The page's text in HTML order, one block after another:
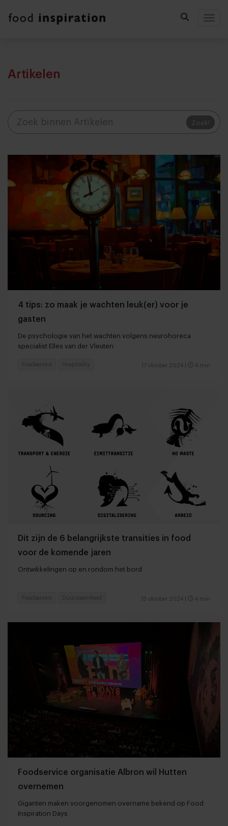
Artikelen
Zoek!
4 tips: zo maak je wachten leuk(er) voor je
gasten
De psychologie van het wachten volgens neurohoreca
specialist Elles van der Vleuten
17 oktober 2024 4 min
Foodservice Hospitality
Dit zijn de 6 belangrijkste transities in food
voor de komende jaren
Ontwikkelingen op en rondom het bord
15 oktober 2024 4 min
Foodservice Duurzaamheid
Foodservice organisatie Albron wil Hutten
overnemen
Giganten maken voorgenomen overname bekend op Food
Inspiration Days